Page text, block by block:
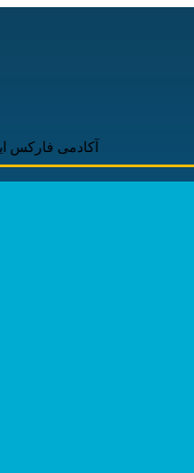
آکادمی فارکس ایرانیان، با